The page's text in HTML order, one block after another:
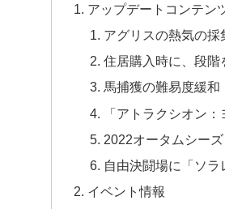
アップデートコンテン
アグリスの熱気の採
住居購入時に、段
馬捕獲の難易度緩和
「アトラクシオン
2022オータムシー
自由決闘場に「ソ
イベント情報